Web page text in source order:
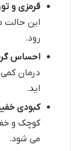
قرمزی و
این حالت
رود.
احساس
درمان
اید.
کبودی
کوچک و
می شود.